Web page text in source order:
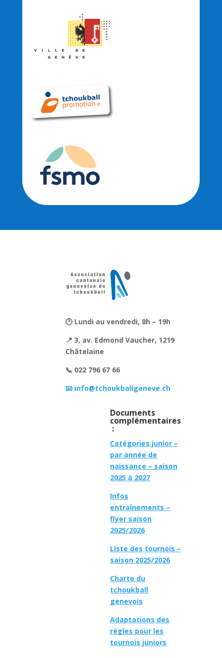
🕐 Lundi au vendredi, 8h – 19h
📍 3, av. Edmond Vaucher, 1219
Châtelaine
📞 022 796 67 66
📧 info@tchoukballgeneve.ch
Documents
complémentaires
:
Catégories junior –
par année de
naissance – saison
2025 à 2027
Infos
entraînements –
flyer saison
2025/2026
Liste des tournois –
saison 2025/2026
Charte du
tchoukball
genevois
Adaptations des
règles pour les
tournois juniors